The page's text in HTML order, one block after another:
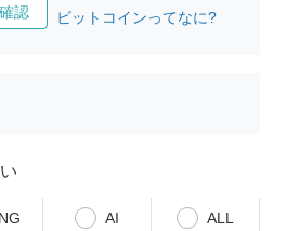
認 ビットコインってなに?
AI ALL